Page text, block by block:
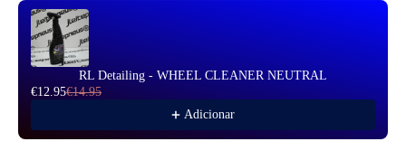
Use the Previous and Next buttons to navigate through product
RL Detailing - WHEEL CLEANER NEUTRAL
€12.95€14.95
Adicionar